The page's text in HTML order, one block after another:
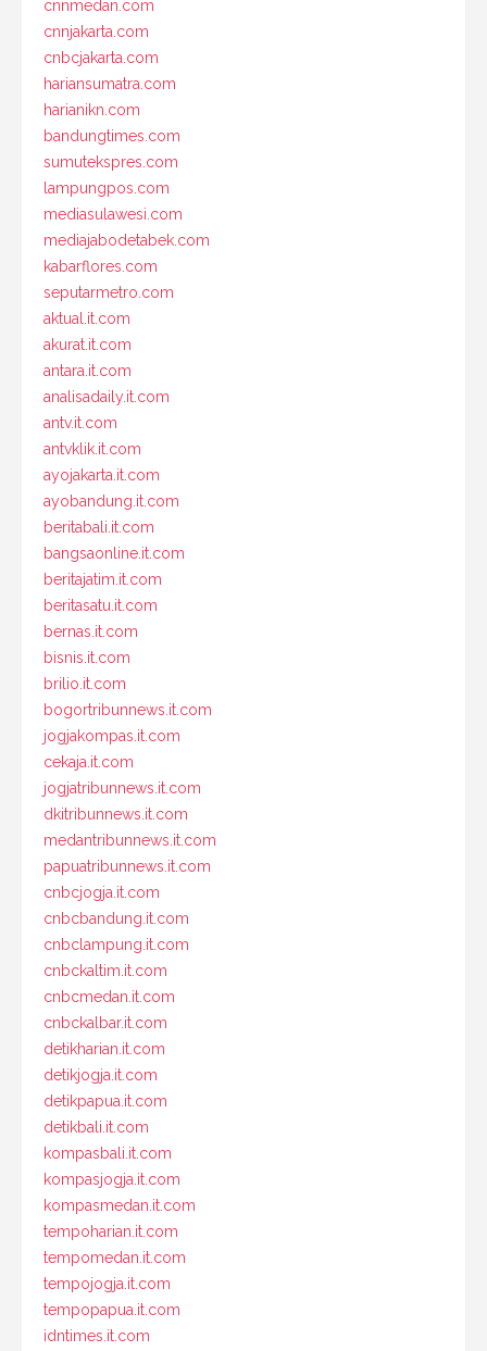
cnnmedan.com
cnnjakarta.com
cnbcjakarta.com
hariansumatra.com
harianikn.com
bandungtimes.com
sumutekspres.com
lampungpos.com
mediasulawesi.com
mediajabodetabek.com
kabarflores.com
seputarmetro.com
aktual.it.com
akurat.it.com
antara.it.com
analisadaily.it.com
antv.it.com
antvklik.it.com
ayojakarta.it.com
ayobandung.it.com
beritabali.it.com
bangsaonline.it.com
beritajatim.it.com
beritasatu.it.com
bernas.it.com
bisnis.it.com
brilio.it.com
bogortribunnews.it.com
jogjakompas.it.com
cekaja.it.com
jogjatribunnews.it.com
dkitribunnews.it.com
medantribunnews.it.com
papuatribunnews.it.com
cnbcjogja.it.com
cnbcbandung.it.com
cnbclampung.it.com
cnbckaltim.it.com
cnbcmedan.it.com
cnbckalbar.it.com
detikharian.it.com
detikjogja.it.com
detikpapua.it.com
detikbali.it.com
kompasbali.it.com
kompasjogja.it.com
kompasmedan.it.com
tempoharian.it.com
tempomedan.it.com
tempojogja.it.com
tempopapua.it.com
idntimes.it.com